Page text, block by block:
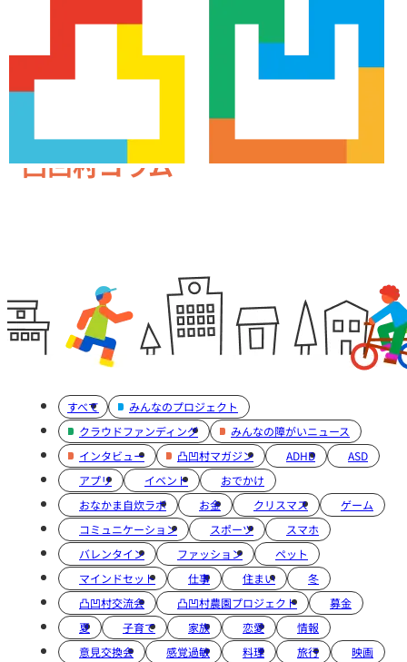
凸凹村コラム
すべて
みんなのプロジェクト
クラウドファンディング
みんなの障がいニュース
インタビュー
凸凹村マガジン ADHD
ASD
アプリ
イベント
おでかけ
おなかま自炊ラボ
お金 クリスマス
ゲーム
コミュニケーション
スポーツ
スマホ
バレンタイン
ファッション
ペット
マインドセット
仕事 住まい
冬
凸凹村交流会
凸凹村農園プロジェクト
募金
夏
子育て 家族 恋愛
情報
意見交換会
感覚過敏 料理 旅行
映画